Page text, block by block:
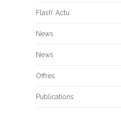
Flash’ Actu
News
News
Offres
Publications